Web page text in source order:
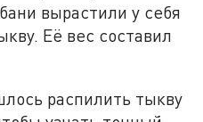
вырастили у себя
Её вес составил
распилить тыкву